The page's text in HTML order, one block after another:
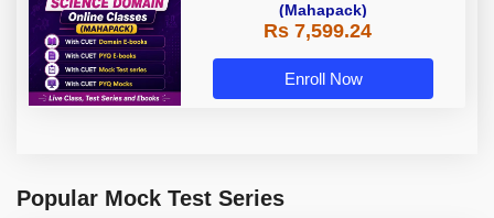
(Mahapack)
Rs 7,599.24
Enroll Now
Popular Mock Test Series